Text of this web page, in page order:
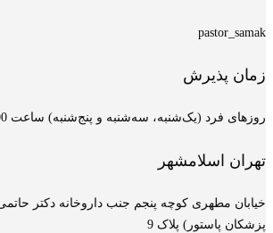
pastor_samak
زمان پذیرش
روزهای فرد (یک‌شنبه، سه‌شنبه و پنج‌شنبه) ساعت 15:00 الی 20:00
تهران اسلامشهر
خیابان مطهری کوچه پنجم جنب داروخانه دکتر
پزشکان پاستور) پلاک 9